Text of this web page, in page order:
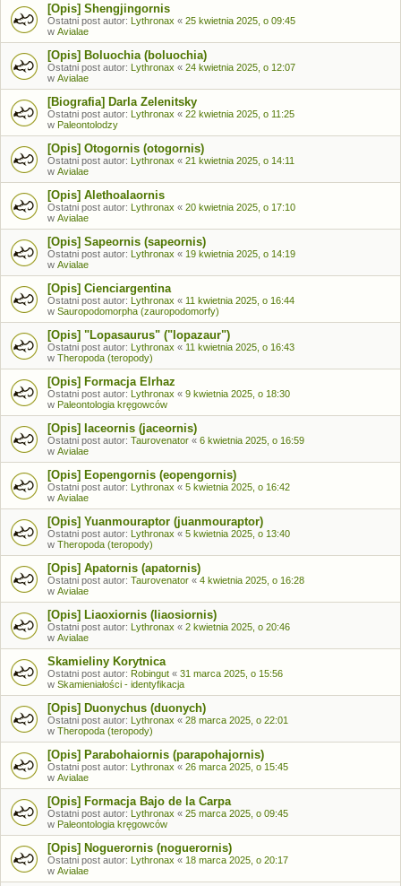
[Opis] Shengjingornis
Ostatni post autor: Lythronax « 25 kwietnia 2025, o 09:45
w Avialae
[Opis] Boluochia (boluochia)
Ostatni post autor: Lythronax « 24 kwietnia 2025, o 12:07
w Avialae
[Biografia] Darla Zelenitsky
Ostatni post autor: Lythronax « 22 kwietnia 2025, o 11:25
w Paleontolodzy
[Opis] Otogornis (otogornis)
Ostatni post autor: Lythronax « 21 kwietnia 2025, o 14:11
w Avialae
[Opis] Alethoalaornis
Ostatni post autor: Lythronax « 20 kwietnia 2025, o 17:10
w Avialae
[Opis] Sapeornis (sapeornis)
Ostatni post autor: Lythronax « 19 kwietnia 2025, o 14:19
w Avialae
[Opis] Cienciargentina
Ostatni post autor: Lythronax « 11 kwietnia 2025, o 16:44
w Sauropodomorpha (zauropodomorfy)
[Opis] "Lopasaurus" ("lopazaur")
Ostatni post autor: Lythronax « 11 kwietnia 2025, o 16:43
w Theropoda (teropody)
[Opis] Formacja Elrhaz
Ostatni post autor: Lythronax « 9 kwietnia 2025, o 18:30
w Paleontologia kręgowców
[Opis] Iaceornis (jaceornis)
Ostatni post autor: Taurovenator « 6 kwietnia 2025, o 16:59
w Avialae
[Opis] Eopengornis (eopengornis)
Ostatni post autor: Lythronax « 5 kwietnia 2025, o 16:42
w Avialae
[Opis] Yuanmouraptor (juanmouraptor)
Ostatni post autor: Lythronax « 5 kwietnia 2025, o 13:40
w Theropoda (teropody)
[Opis] Apatornis (apatornis)
Ostatni post autor: Taurovenator « 4 kwietnia 2025, o 16:28
w Avialae
[Opis] Liaoxiornis (liaosiornis)
Ostatni post autor: Lythronax « 2 kwietnia 2025, o 20:46
w Avialae
Skamieliny Korytnica
Ostatni post autor: Robingut « 31 marca 2025, o 15:56
w Skamieniałości - identyfikacja
[Opis] Duonychus (duonych)
Ostatni post autor: Lythronax « 28 marca 2025, o 22:01
w Theropoda (teropody)
[Opis] Parabohaiornis (parapohajornis)
Ostatni post autor: Lythronax « 26 marca 2025, o 15:45
w Avialae
[Opis] Formacja Bajo de la Carpa
Ostatni post autor: Lythronax « 25 marca 2025, o 09:45
w Paleontologia kręgowców
[Opis] Noguerornis (noguerornis)
Ostatni post autor: Lythronax « 18 marca 2025, o 20:17
w Avialae